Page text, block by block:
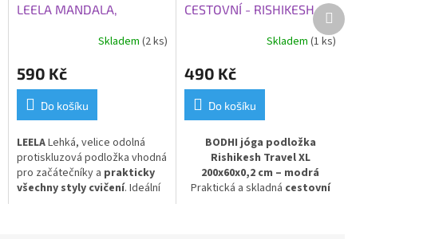
LEELA MANDALA,
Skladem(2 ks)
590 Kč
Do košíku
LEELALehká, velice odolná
protiskluzová podložka vhodná
pro začátečníky a prakticky
všechny styly cvičení. Ideální
CESTOVNÍ - RISHIKESH
200x60x0,2 cm, modrá
Skladem (1 ks)
490 Kč
Do košíku
BODHI jóga podložka
Rishikesh Travel XL
200x60x0,2 cm – modrá
Praktická a skladná cestovní
Další
produkt